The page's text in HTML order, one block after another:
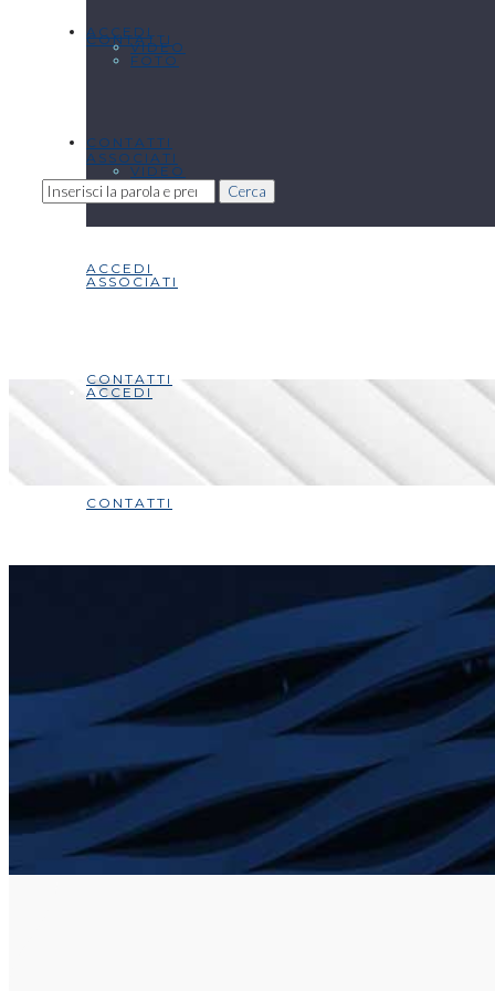
ACCEDI
CONTATTI
CONTATTI
Cerca
VIDEO
ASSOCIATI
ACCEDI
CONTATTI
FOTO
VIDEO
ASSOCIATI
ACCEDI
CONTATTI